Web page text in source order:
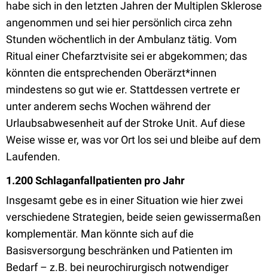
habe sich in den letzten Jahren der Multiplen Sklerose
angenommen und sei hier persönlich circa zehn
Stunden wöchentlich in der Ambulanz tätig. Vom
Ritual einer Chefarztvisite sei er abgekommen; das
könnten die entsprechenden Oberärzt*innen
mindestens so gut wie er. Stattdessen vertrete er
unter anderem sechs Wochen während der
Urlaubsabwesenheit auf der Stroke Unit. Auf diese
Weise wisse er, was vor Ort los sei und bleibe auf dem
Laufenden.
1.200 Schlaganfallpatienten pro Jahr
Insgesamt gebe es in einer Situation wie hier zwei
verschiedene Strategien, beide seien gewissermaßen
komplementär. Man könnte sich auf die
Basisversorgung beschränken und Patienten im
Bedarf – z.B. bei neurochirurgisch notwendiger